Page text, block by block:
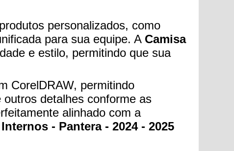
personalizados, como
para sua equipe. A Camisa
e estilo, permitindo que sua
CorelDRAW, permitindo
detalhes conforme as
alinhado com a
- Pantera - 2024 - 2025